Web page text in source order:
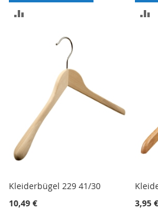
HINZUFÜGEN
Kleiderbügel 229 41/30
10,49 €
3,95 €